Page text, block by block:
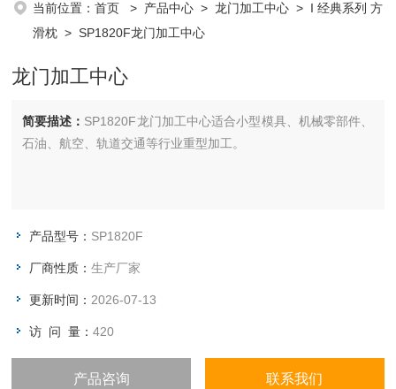
当前位置：首页 > 产品中心 >龙门加工中心 > I 经典系列 方
滑枕 > SP1820F龙门加工中心
龙门加工中心
简要描述： SP1820F龙门加工中心适合小型模具、机械零部件、
石油、航空、轨道交通等行业重型加工。
产品型号： SP1820F
厂商性质：生产厂家
更新时间： 2026-07-13
访 问 量：420
产品咨询 联系我们